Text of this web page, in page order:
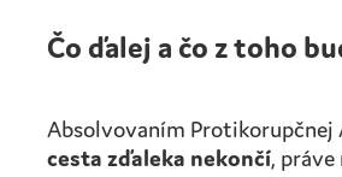
Čo ďalej a čo z toho
Absolvovaním Protikorupčnej
cesta zďaleka nekončí, práve